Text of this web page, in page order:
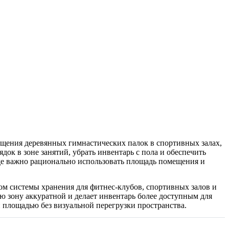
деревянных гимнастических палок в спортивных залах,
в зоне занятий, убрать инвентарь с пола и обеспечить
важно рационально использовать площадь помещения и
системы хранения для фитнес-клубов, спортивных залов и
зону аккуратной и делает инвентарь более доступным для
без визуальной перегрузки пространства.